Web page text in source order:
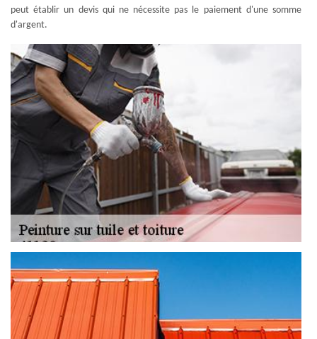
peut établir un devis qui ne nécessite pas le paiement d'une somme
d'argent.